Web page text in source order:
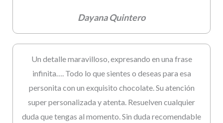
Dayana Quintero
Un detalle maravilloso, expresando en una frase
infinita…. Todo lo que sientes o deseas para esa
personita con un exquisito chocolate. Su atención
super personalizada y atenta. Resuelven cualquier
duda que tengas al momento. Sin duda recomendable